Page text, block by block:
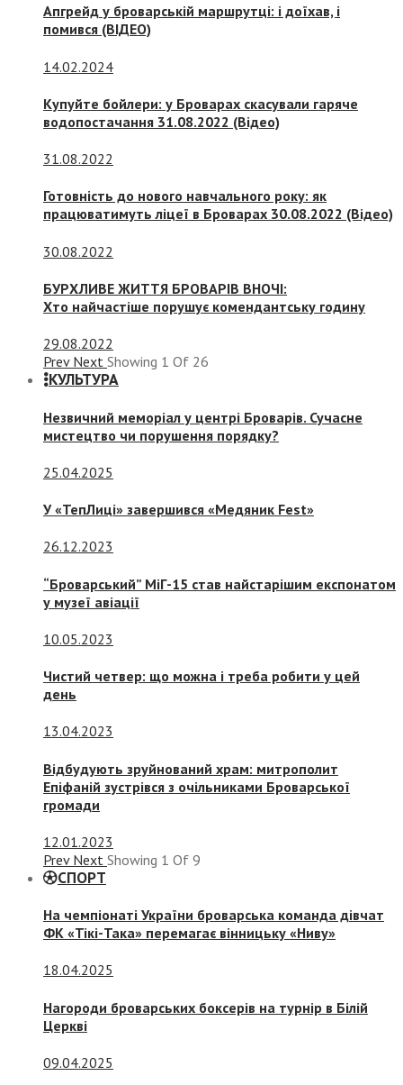
Апгрейд у броварській маршрутці: і доїхав, і
помився (ВІДЕО)
14.02.2024
Купуйте бойлери: у Броварах скасували гаряче
водопостачання 31.08.2022 (Відео)
31.08.2022
Готовність до нового навчального року: як
працюватимуть ліцеї в Броварах 30.08.2022 (Відео)
30.08.2022
БУРХЛИВЕ ЖИТТЯ БРОВАРІВ ВНОЧІ:
Хто найчастіше порушує комендантську годину
29.08.2022
Prev Next Showing 1 Of 26
КУЛЬТУРА
Незвичний меморіал у центрі Броварів. Сучасне
мистецтво чи порушення порядку?
25.04.2025
У «ТепЛиці» завершився «Медяник Fest»
26.12.2023
“Броварський” МіГ-15 став найстарішим експонатом
у музеї авіації
10.05.2023
Чистий четвер: що можна і треба робити у цей
день
13.04.2023
Відбудують зруйнований храм: митрополит
Епіфаній зустрівся з очільниками Броварської
громади
12.01.2023
Prev Next Showing 1 Of 9
СПОРТ
На чемпіонаті України броварська команда дівчат
ФК «Тікі-Така» перемагає вінницьку «Ниву»
18.04.2025
Нагороди броварських боксерів на турнір в Білій
Церкві
09.04.2025